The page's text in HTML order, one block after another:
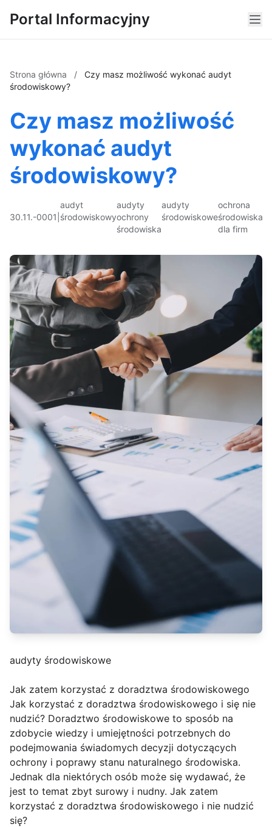
Portal Informacyjny
Strona główna /
Czy masz możliwość wykonać audyt
środowiskowy?
Czy masz możliwość
wykonać audyt
środowiskowy?
30.11.-0001
audyt
środowiskowy
audyty
ochrony
środowiska
audyty
środowiskowe
ochrona
środowiska
dla firm
audyty środowiskowe
Jak zatem korzystać z doradztwa środowiskowego
Jak korzystać z doradztwa środowiskowego i się nie
nudzić? Doradztwo środowiskowe to sposób na
zdobycie wiedzy i umiejętności potrzebnych do
podejmowania świadomych decyzji dotyczących
ochrony i poprawy stanu naturalnego środowiska.
Jednak dla niektórych osób może się wydawać, że
jest to temat zbyt surowy i nudny. Jak zatem
korzystać z doradztwa środowiskowego i nie nudzić
się?